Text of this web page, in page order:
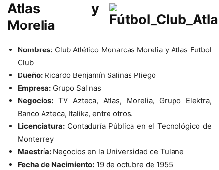
Atlas y
Morelia
Nombres: Club Atlético Monarcas Morelia y Atlas Futbol
Club
Dueño: Ricardo Benjamín Salinas Pliego
Empresa: Grupo Salinas
Negocios: TV Azteca, Atlas, Morelia, Grupo Elektra,
Banco Azteca, Italika, entre otros.
Licenciatura: Contaduría Pública en el Tecnológico de
Monterrey
Maestría: Negocios en la Universidad de Tulane
Fecha de Nacimiento: 19 de octubre de 1955